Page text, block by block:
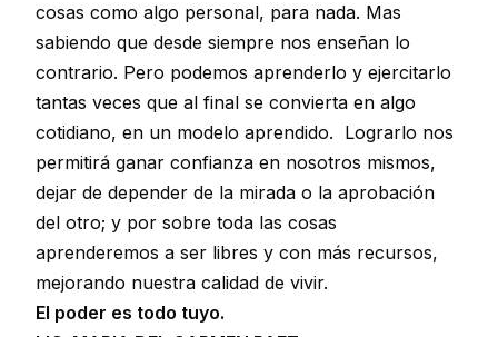
cosas como algo personal, para nada. Mas
sabiendo que desde siempre nos enseñan lo
contrario. Pero podemos aprenderlo y ejercitarlo
tantas veces que al final se convierta en algo
cotidiano, en un modelo aprendido. Lograrlo nos
permitirá ganar confianza en nosotros mismos,
dejar de depender de la mirada o la aprobación
del otro; y por sobre toda las cosas
aprenderemos a ser libres y con más recursos,
mejorando nuestra calidad de vivir.
El poder es todo tuyo.